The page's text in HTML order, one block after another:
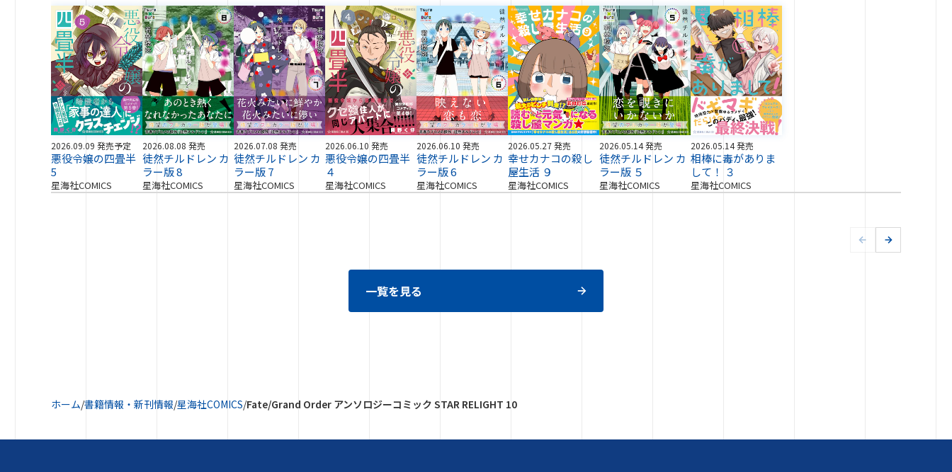
2026.09.09 発売予定
悪役令嬢の四畳半
5
星海社COMICS
2026.08.08 発売
徒然チルドレン カ
ラー版 8
星海社COMICS
2026.07.08 発売
徒然チルドレン カ
ラー版 7
星海社COMICS
2026.06.10 発売
悪役令嬢の四畳半
４
星海社COMICS
2026.06.10 発売
徒然チルドレン カ
ラー版 6
星海社COMICS
2026.05.27 発売
幸せカナコの殺し
屋生活 ９
星海社COMICS
2026.05.14 発売
徒然チルドレン カ
ラー版 ５
星海社COMICS
2026.05.14 発売
相棒に毒がありま
して！ ３
星海社COMICS
一覧を見る
ホーム/書籍情報・新刊情報/星海社COMICS/Fate/Grand Order アンソロジーコミック STAR RELIGHT 10